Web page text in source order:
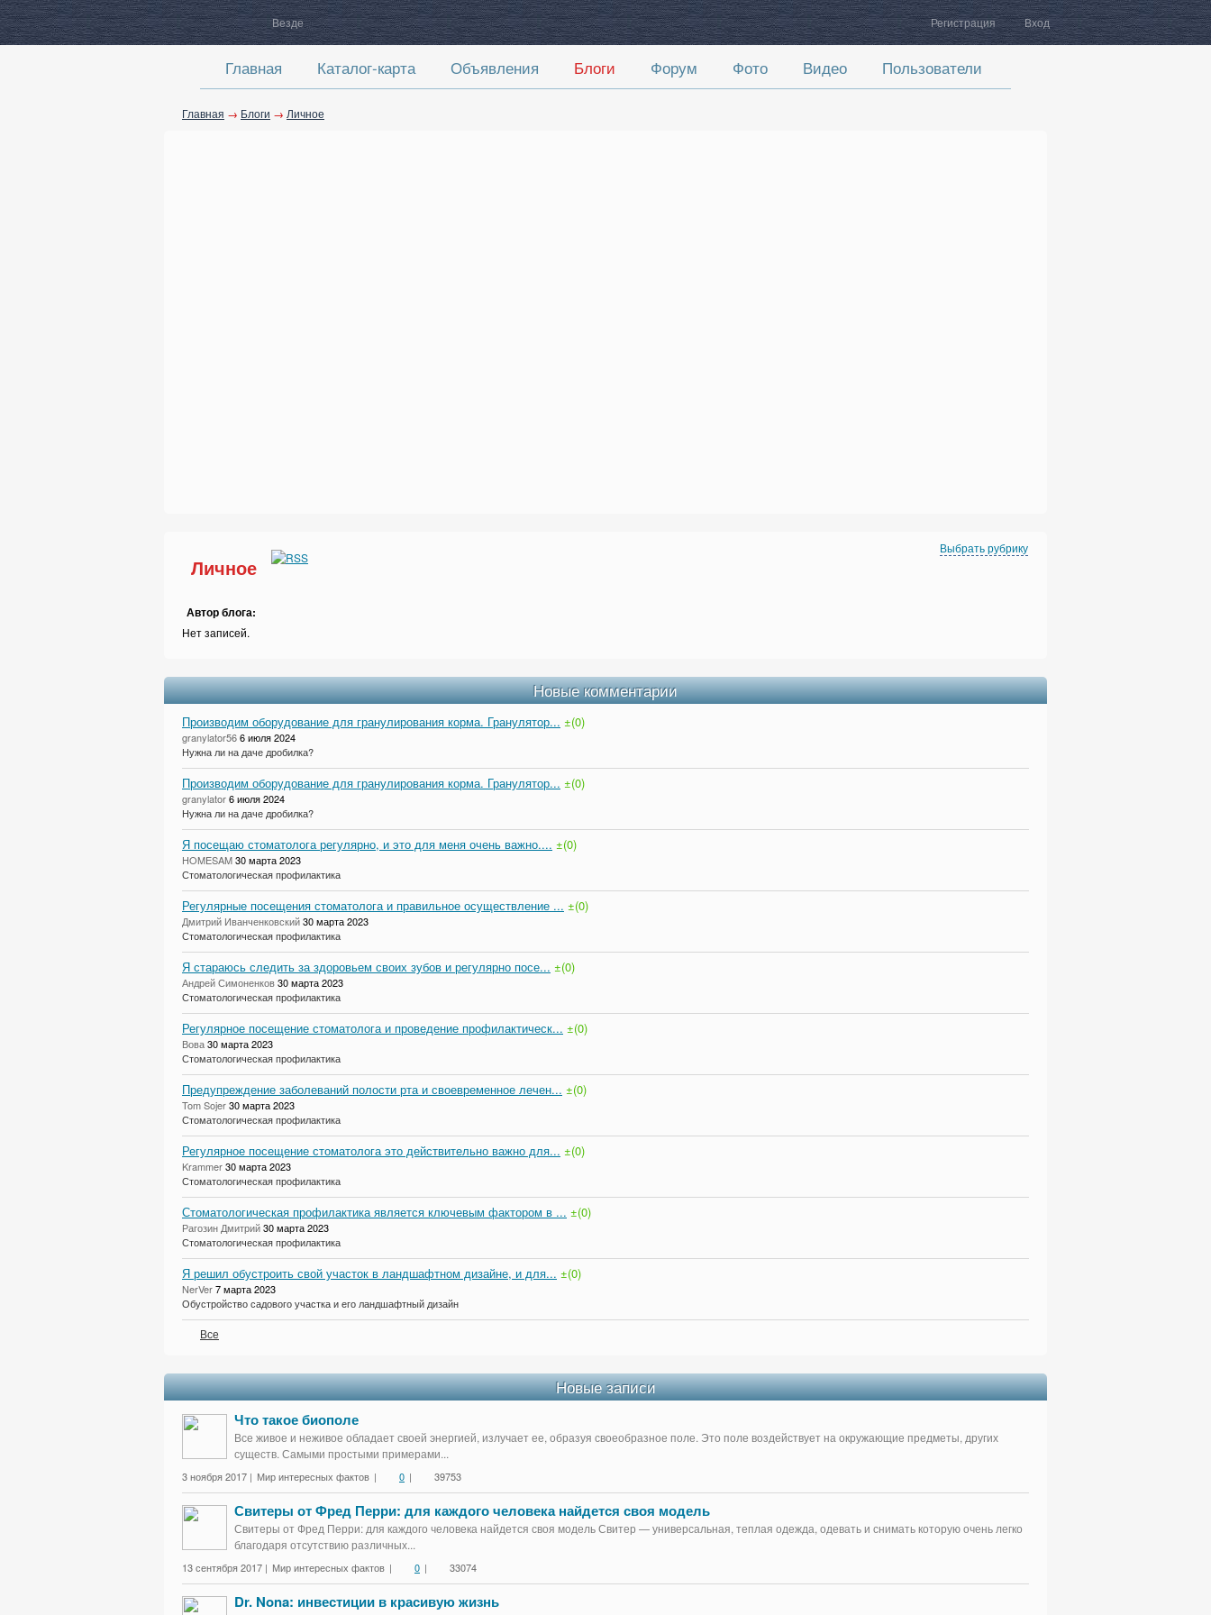
Везде Регистрация Вход
Главная Каталог-карта Объявления Блоги Форум Фото Видео Пользователи
Главная → Блоги → Личное
Выбрать рубрику
Личное
Автор блога:
Нет записей.
Новые комментарии
Производим оборудование для гранулирования корма. Гранулятор... ±(0)
granylator566 июля 2024
Нужна ли на даче дробилка?
Производим оборудование для гранулирования корма. Гранулятор... ±(0)
granylator6 июля 2024
Нужна ли на даче дробилка?
Я посещаю стоматолога регулярно, и это для меня очень важно.... ±(0)
HOMESAM30 марта 2023
Стоматологическая профилактика
Регулярные посещения стоматолога и правильное осуществление ... ±(0)
Дмитрий Иванченковский30 марта 2023
Стоматологическая профилактика
Я стараюсь следить за здоровьем своих зубов и регулярно посе... ±(0)
Андрей Симоненков30 марта 2023
Стоматологическая профилактика
Регулярное посещение стоматолога и проведение профилактическ... ±(0)
Вова30 марта 2023
Стоматологическая профилактика
Предупреждение заболеваний полости рта и своевременное лечен... ±(0)
Tom Sojer30 марта 2023
Стоматологическая профилактика
Регулярное посещение стоматолога это действительно важно для... ±(0)
Krammer30 марта 2023
Стоматологическая профилактика
Стоматологическая профилактика является ключевым фактором в ... ±(0)
Рагозин Дмитрий30 марта 2023
Стоматологическая профилактика
Я решил обустроить свой участок в ландшафтном дизайне, и для... ±(0)
NerVer7 марта 2023
Обустройство садового участка и его ландшафтный дизайн
Все
Новые записи
Что такое биополе
Все живое и неживое обладает своей энергией, излучает ее, образуя своеобразное поле. Это поле воздействует на окружающие предметы, других
существ. Самыми простыми примерами...
3 ноября 2017 | Мир интересных фактов | 0 | 39753
Свитеры от Фред Перри: для каждого человека найдется своя модель
Свитеры от Фред Перри: для каждого человека найдется своя модель Свитер — универсальная, теплая одежда, одевать и снимать которую очень легко
благодаря отсутствию различных...
13 сентября 2017 | Мир интересных фактов | 0 | 33074
Dr. Nona: инвестиции в красивую жизнь